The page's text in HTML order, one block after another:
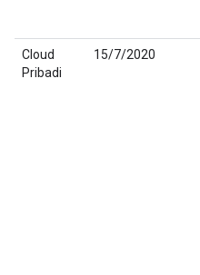
Cloud
Pribadi
15/7/2020